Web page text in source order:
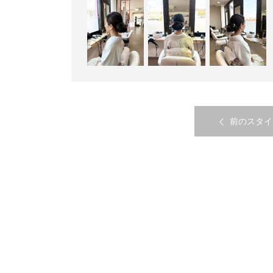
前のスタ